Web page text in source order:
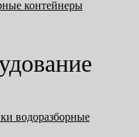
контейнеры
водоразборные